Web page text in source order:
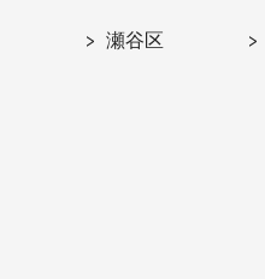
瀬谷区